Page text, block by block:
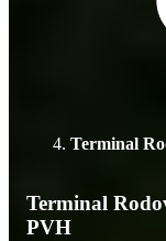
Terminal
Terminal
PVH